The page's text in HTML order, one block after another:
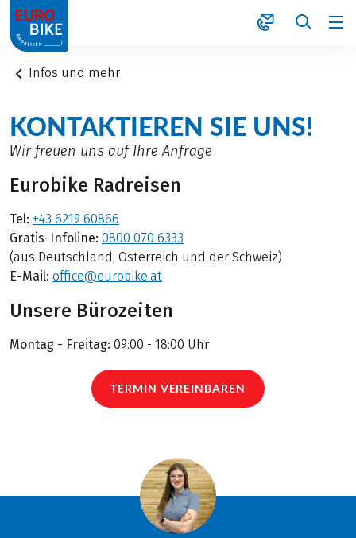
1
Infos und mehr
KONTAKTIEREN SIE UNS!
Wir freuen uns auf Ihre Anfrage
Eurobike Radreisen
Tel: +43 6219 60866
Gratis-Infoline: 0800 070 6333
(aus Deutschland, Österreich und der Schweiz)
E-Mail: office@eurobike.at
Unsere Bürozeiten
Montag - Freitag: 09:00 - 18:00 Uhr
TERMIN VEREINBAREN